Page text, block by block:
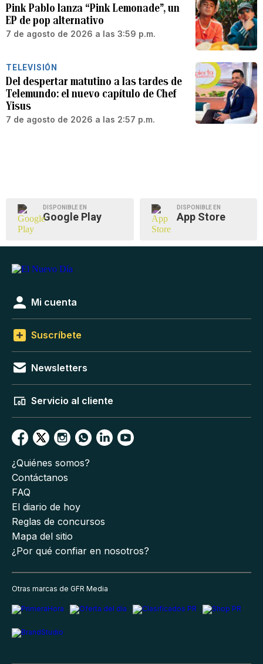
Pink Pablo lanza “Pink Lemonade”, un
EP de pop alternativo
7 de agosto de 2026 a las 3:59 p.m.
TELEVISIÓN
Del despertar matutino a las tardes de
Telemundo: el nuevo capítulo de Chef
Yisus
7 de agosto de 2026 a las 2:57 p.m.
DISPONIBLE EN
Google Play
DISPONIBLE EN
App Store
Mi cuenta
Suscríbete
Newsletters
Servicio al cliente
¿Quiénes somos?
Contáctanos
FAQ
El diario de hoy
Reglas de concursos
Mapa del sitio
¿Por qué confiar en nosotros?
Otras marcas de GFR Media